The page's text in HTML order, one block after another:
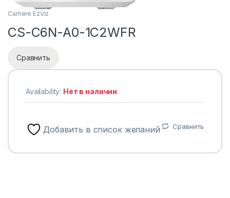
Camere EzViz
CS-C6N-A0-1C2WFR
Сравнить
Availability: Нет в наличии
Добавить в список желаний Сравнить